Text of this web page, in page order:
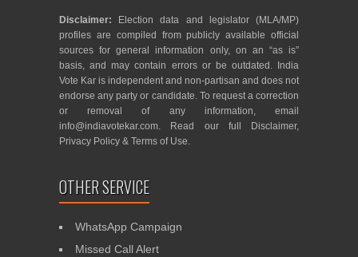
Disclaimer: Election data and legislator (MLA/MP)
profiles are compiled from publicly available official
sources for general information only, on an “as is”
basis, and may contain errors or be outdated. India
Vote Kar is independent and non-partisan and does not
endorse any party or candidate. To request a correction
or removal of any information, email
info@indiavotekar.com. Read our full Disclaimer,
Privacy Policy & Terms of Use.
OTHER SERVICE
WhatsApp Campaign
Missed Call Alert